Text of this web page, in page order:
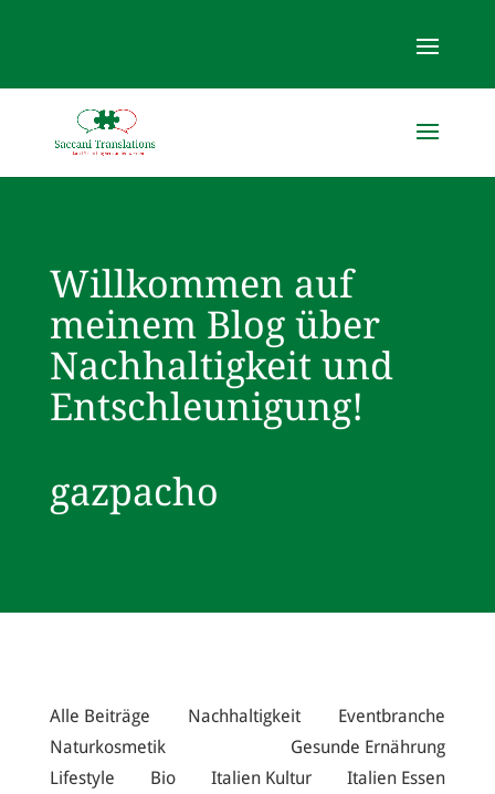
Willkommen auf
meinem Blog über
Nachhaltigkeit und
Entschleunigung!
gazpacho
Alle Beiträge Nachhaltigkeit
Eventbranche
Naturkosmetik
Gesunde Ernährung
Lifestyle
Bio Italien Kultur Italien Essen